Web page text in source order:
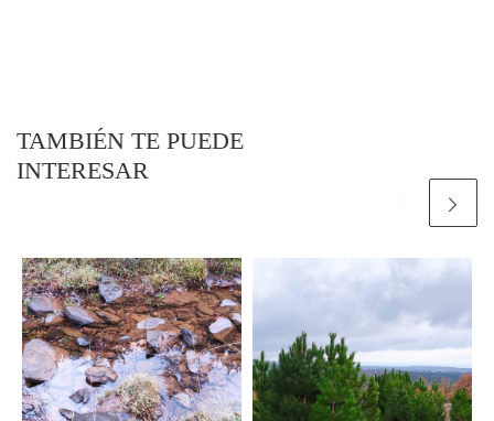
TAMBIÉN TE PUEDE
INTERESAR